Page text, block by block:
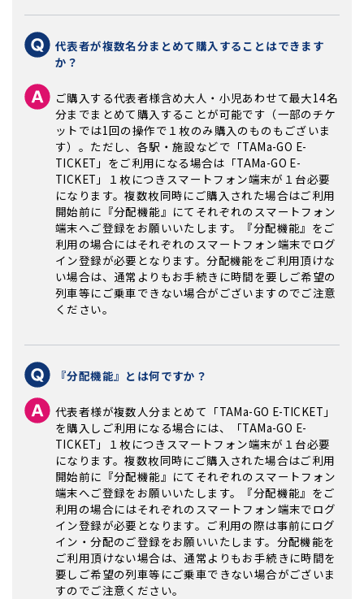
代表者が複数名分まとめて購入することはできます
か？
ご購入する代表者様含め大人・小児あわせて最大14名
分までまとめて購入することが可能です（一部のチケ
ットでは1回の操作で１枚のみ購入のものもございま
す）。ただし、各駅・施設などで「TAMa-GO E-
TICKET」をご利用になる場合は「TAMa-GO E-
TICKET」１枚につきスマートフォン端末が１台必要
になります。複数枚同時にご購入された場合はご利用
開始前に『分配機能』にてそれぞれのスマートフォン
端末へご登録をお願いいたします。『分配機能』をご
利用の場合にはそれぞれのスマートフォン端末でログ
イン登録が必要となります。分配機能をご利用頂けな
い場合は、通常よりもお手続きに時間を要しご希望の
列車等にご乗車できない場合がございますのでご注意
ください。
『分配機能』とは何ですか？
代表者様が複数人分まとめて「TAMa-GO E-TICKET」
を購入しご利用になる場合には、「TAMa-GO E-
TICKET」１枚につきスマートフォン端末が１台必要
になります。複数枚同時にご購入された場合はご利用
開始前に『分配機能』にてそれぞれのスマートフォン
端末へご登録をお願いいたします。『分配機能』をご
利用の場合にはそれぞれのスマートフォン端末でログ
イン登録が必要となります。ご利用の際は事前にログ
イン・分配のご登録をお願いいたします。分配機能を
ご利用頂けない場合は、通常よりもお手続きに時間を
要しご希望の列車等にご乗車できない場合がございま
すのでご注意ください。